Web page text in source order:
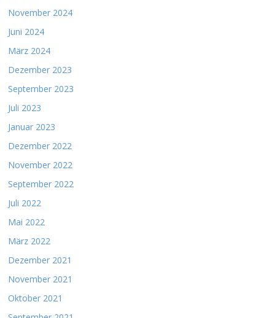
November 2024
Juni 2024
März 2024
Dezember 2023
September 2023
Juli 2023
Januar 2023
Dezember 2022
November 2022
September 2022
Juli 2022
Mai 2022
März 2022
Dezember 2021
November 2021
Oktober 2021